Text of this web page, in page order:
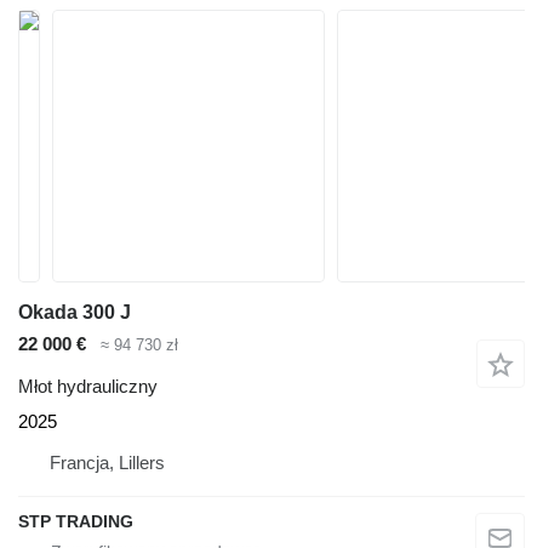
Okada 300 J
22 000 €
≈ 94 730 zł
Młot hydrauliczny
2025
Francja, Lillers
STP TRADING